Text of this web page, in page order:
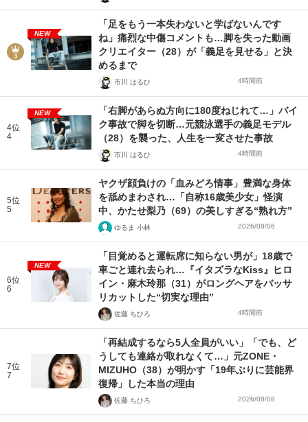
NEW
「足をもう一本失わないと学ばないんです
ね」痛烈な中傷コメントも…脚を失った動画
クリエイター（28）が「義足を見せる」と決
めるまで
市川 はるひ 4時間前
4位
4
NEW
「右脚があらぬ方向に180度ねじれて…」バイ
ク事故で脚を切断…元競泳選手の義足モデル
（28）を襲った、人生を一変させた事故
市川 はるひ 4時間前
5位
5
ヤクザ顔負けの「血みどろ情事」豊満な身体
を舐めまわされ…「自称16歳美少女」怪演
中、かたせ梨乃（69）の美しすぎる“熟れ方”
ゆるま 小林 2026/08/06
6位
6
NEW
「目覚めると運転席に知らない男が」18歳で
車ごと連れ去られ…『イタズラなKiss』ヒロ
イン・麻木玲那（31）がロングヘアをバッサ
リカットした“切実な理由”
佐藤 ちひろ 4時間前
7位
7
「再結成するなら5人全員がいい」「でも、ど
うしても連絡が取れなくて…」元ZONE・
MIZUHO（38）が明かす「19年ぶりに芸能界
復帰」した本当の理由
佐藤 ちひろ 2026/08/08